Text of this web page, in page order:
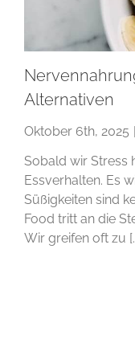
Alternativen
Oktober 6th, 2025
Sobald wir Stress
Essverhalten. Es
Süßigkeiten sind
Food tritt an die
Wir greifen oft zu